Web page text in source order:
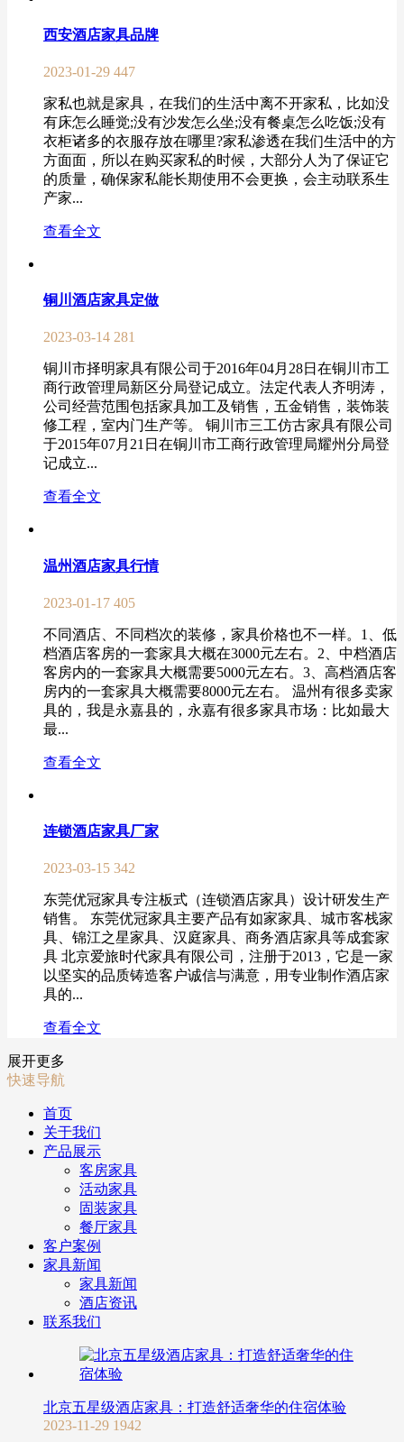
西安酒店家具品牌
2023-01-29 447
家私也就是家具，在我们的生活中离不开家私，比如没
有床怎么睡觉;没有沙发怎么坐;没有餐桌怎么吃饭;没有
衣柜诸多的衣服存放在哪里?家私渗透在我们生活中的方
方面面，所以在购买家私的时候，大部分人为了保证它
的质量，确保家私能长期使用不会更换，会主动联系生
产家...
查看全文
铜川酒店家具定做
2023-03-14 281
铜川市择明家具有限公司于2016年04月28日在铜川市工
商行政管理局新区分局登记成立。法定代表人齐明涛，
公司经营范围包括家具加工及销售，五金销售，装饰装
修工程，室内门生产等。 铜川市三工仿古家具有限公司
于2015年07月21日在铜川市工商行政管理局耀州分局登
记成立...
查看全文
温州酒店家具行情
2023-01-17 405
不同酒店、不同档次的装修，家具价格也不一样。1、低
档酒店客房的一套家具大概在3000元左右。2、中档酒店
客房内的一套家具大概需要5000元左右。3、高档酒店客
房内的一套家具大概需要8000元左右。 温州有很多卖家
具的，我是永嘉县的，永嘉有很多家具市场：比如最大
最...
查看全文
连锁酒店家具厂家
2023-03-15 342
东莞优冠家具专注板式（连锁酒店家具）设计研发生产
销售。 东莞优冠家具主要产品有如家家具、城市客栈家
具、锦江之星家具、汉庭家具、商务酒店家具等成套家
具 北京爱旅时代家具有限公司，注册于2013，它是一家
以坚实的品质铸造客户诚信与满意，用专业制作酒店家
具的...
查看全文
展开更多
快速导航
首页
关于我们
产品展示
客房家具
活动家具
固装家具
餐厅家具
客户案例
家具新闻
家具新闻
酒店资讯
联系我们
北京五星级酒店家具：打造舒适奢华的住宿体验
2023-11-29 1942